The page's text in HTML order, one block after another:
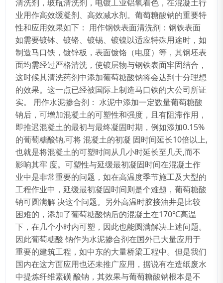
清洗剂，玻瓶清洗剂，电镀工业铝氧着色，在混凝土行
业用作高效缓凝剂、高效减水剂。葡萄糖酸钠的重要特
性和应用效果如下： 用作钢铁表面清洗剂：钢铁表面
如需要镀钵、镀铬、镀锡、镀镍以适应特殊用途时，如
制造马口铁，镀锌板，表面镀铬（电度）等，其钢坯表
面均需经过严格清洗，使镀层物与钢铁表面牢固结合，
这时候其清洗药剂中添加葡萄糖酸钠将会达到十分理想
的效果。这一点已经被国际上制造马口铁的大公司所证
实。 用作水泥掺合剂： 水泥中添加一定数量葡萄糖酸
钠后，可增加混凝土的可塑性和强度，且有阻滞作用，
即推迟混凝土的最初与最终凝固时期，例如添加0.15%
的葡萄糖酸钠,可将 混凝土的初凝 固时间延长10倍以上,
也就是将混凝土的可塑时间从几小时延长至几天,而不
影响其牢 度。可塑性与延缓最初凝固时间在混凝土作
业中是非常重要的问题，如在高温度季节施工及大型的
工程作业中，延缓最初凝固时间则是个难题，葡萄糖酸
钠可圆满解 决这个问题。另外高温时胶接油井是比较
困难的，添加了葡萄糖酸钠后的混凝土在170℃高温
下，在几个小时内可塑，因此也能圆满解决上述问题。
因此葡萄糖酸 钠作为水泥掺合剂在国外已大量应用于
重要的建筑工程，如中东的大量桥梁工程中。但是我们
国内在这方面应用也还未推广应用，据说有在造纸废水
中提炼纤维素磺 酸钠，其效果与葡萄糖酸钠根本是不